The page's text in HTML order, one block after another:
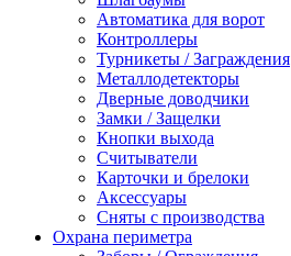
Автоматика для ворот
Контроллеры
Турникеты / Заграждения
Металлодетекторы
Дверные доводчики
Замки / Защелки
Кнопки выхода
Считыватели
Карточки и брелоки
Аксессуары
Сняты с производства
Охрана периметра